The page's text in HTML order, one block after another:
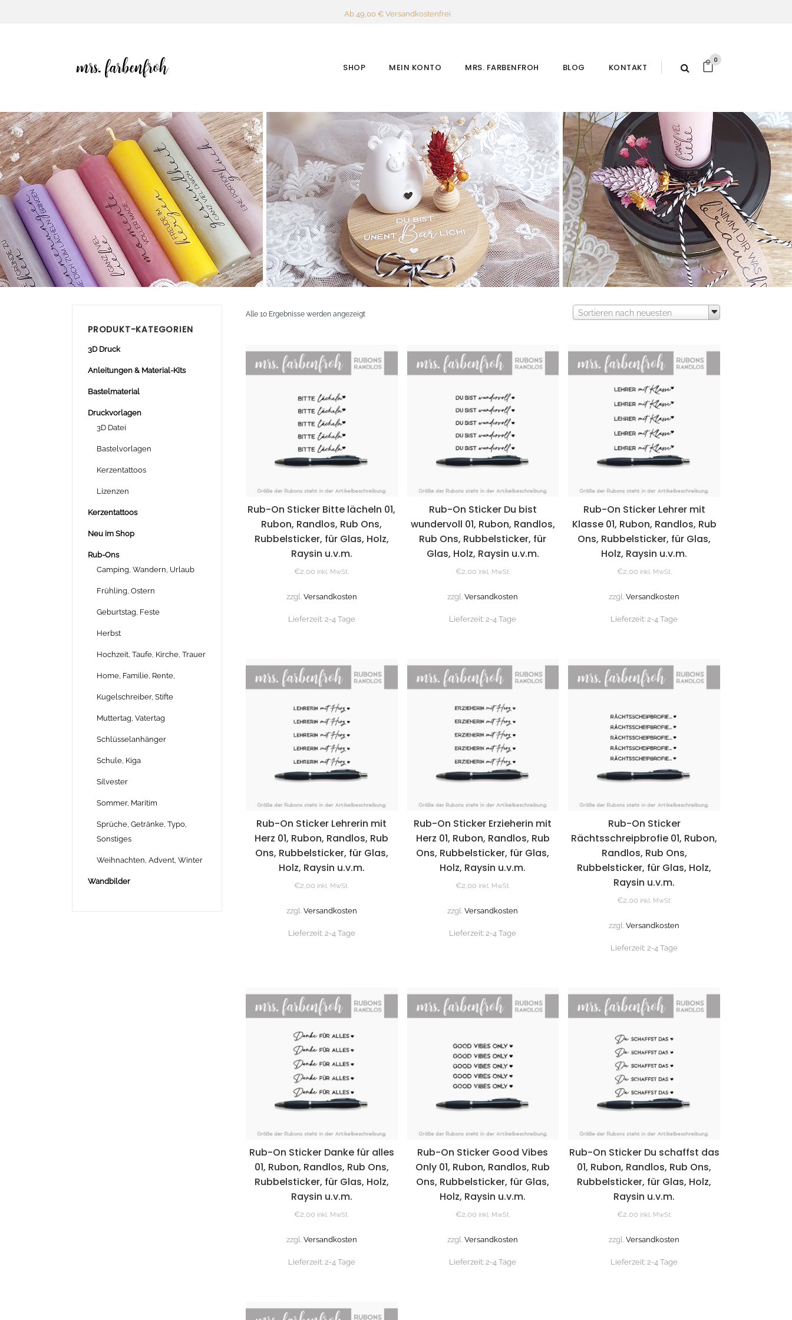
Ab 49,00 € Versandkostenfrei
SHOP MEIN KONTO MRS. FARBENFROH BLOG KONTAKT
0
PRODUKT-KATEGORIEN
3D Druck
Anleitungen & Material-Kits
Bastelmaterial
Druckvorlagen
3D Datei
Bastelvorlagen
Kerzentattoos
Lizenzen
Kerzentattoos
Neu im Shop
Rub-Ons
Camping, Wandern, Urlaub
Frühling, Ostern
Geburtstag, Feste
Herbst
Hochzeit, Taufe, Kirche, Trauer
Home, Familie, Rente,
Kugelschreiber, Stifte
Muttertag, Vatertag
Schlüsselanhänger
Schule, Kiga
Silvester
Sommer, Maritim
Sprüche, Getränke, Typo,
Sonstiges
Weihnachten, Advent, Winter
Wandbilder
Alle 10 Ergebnisse werden angezeigtNach
sortiert
Sortieren nach neuesten
Rub-On Sticker Bitte lächeln 01,
Rubon, Randlos, Rub Ons,
Rubbelsticker, für Glas, Holz,
Raysin u.v.m.
€2,00 inkl. MwSt.
zzgl. Versandkosten
Lieferzeit: 2-4 Tage
Rub-On Sticker Du bist
wundervoll 01, Rubon, Randlos,
Rub Ons, Rubbelsticker, für
Glas, Holz, Raysin u.v.m.
€2,00 inkl. MwSt.
zzgl.Versandkosten
Lieferzeit:2-4 Tage
Rub-On Sticker Lehrer mit
Klasse 01, Rubon, Randlos, Rub
Ons, Rubbelsticker, für Glas,
Holz, Raysin u.v.m.
€2,00 inkl. MwSt.
zzgl.Versandkosten
Lieferzeit:2-4 Tage
Rub-On Sticker Lehrerin mit
Herz 01, Rubon, Randlos, Rub
Ons, Rubbelsticker, für Glas,
Holz, Raysin u.v.m.
€2,00 inkl. MwSt.
zzgl. Versandkosten
Lieferzeit: 2-4 Tage
Rub-On Sticker Erzieherin mit
Herz 01, Rubon, Randlos, Rub
Ons, Rubbelsticker, für Glas,
Holz, Raysin u.v.m.
€2,00 inkl. MwSt.
zzgl.Versandkosten
Lieferzeit:2-4 Tage
Rub-On Sticker
Rächtsschreipbrofie 01, Rubon,
Randlos, Rub Ons,
Rubbelsticker, für Glas, Holz,
Raysin u.v.m.
€2,00 inkl. MwSt.
zzgl.Versandkosten
Lieferzeit:2-4 Tage
Rub-On Sticker Danke für alles
01, Rubon, Randlos, Rub Ons,
Rubbelsticker, für Glas, Holz,
Raysin u.v.m.
€2,00 inkl. MwSt.
zzgl. Versandkosten
Lieferzeit: 2-4 Tage
Rub-On Sticker Good Vibes
Only 01, Rubon, Randlos, Rub
Ons, Rubbelsticker, für Glas,
Holz, Raysin u.v.m.
€2,00 inkl. MwSt.
zzgl.Versandkosten
Lieferzeit: 2-4 Tage
Rub-On Sticker Du schaffst das
01, Rubon, Randlos, Rub Ons,
Rubbelsticker, für Glas, Holz,
Raysin u.v.m.
€2,00 inkl. MwSt.
zzgl.Versandkosten
Lieferzeit: 2-4 Tage